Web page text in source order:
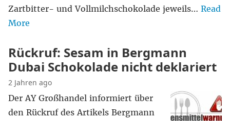
Zartbitter- und Vollmilchschokolade jeweils… Read
More
Rückruf: Sesam in Bergmann
Dubai Schokolade nicht deklariert
2 Jahren ago
Der AY Großhandel informiert über
den Rückruf des Artikels Bergmann